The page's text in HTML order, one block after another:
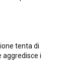
tenta di
aggredisce i